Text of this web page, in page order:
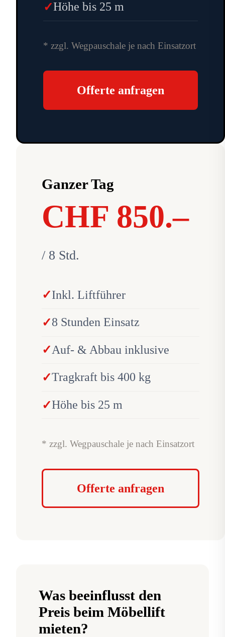
Höhe bis 25 m
* zzgl. Wegpauschale je nach Einsatzort
Offerte anfragen
Ganzer Tag
CHF 850.–
/ 8 Std.
Inkl. Liftführer
8 Stunden Einsatz
Auf- & Abbau inklusive
Tragkraft bis 400 kg
Höhe bis 25 m
* zzgl. Wegpauschale je nach Einsatzort
Offerte anfragen
Was beeinflusst den
Preis beim Möbellift
mieten?